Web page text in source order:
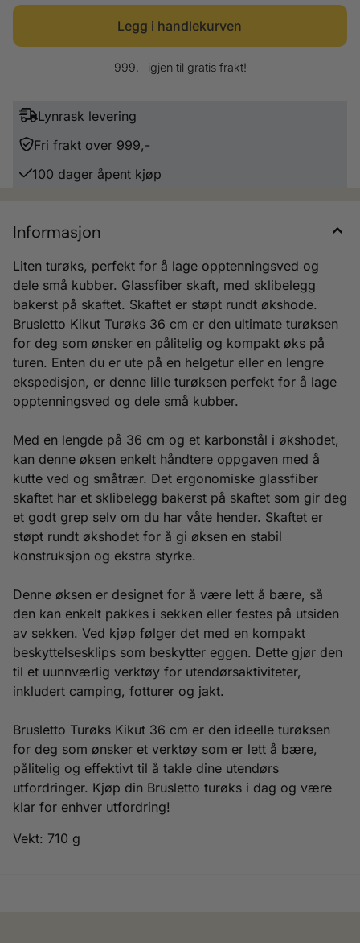
Kikut 36 cm er den ideelle turøksen for deg som ønsker et verktøy som
er lett å bære, pålitelig og effektivt til å takle dine utendørs utfordringer.
Kjøp din Brusletto turøks i dag og være klar for enhver utfordring! Vekt:
710 g
999,- igjen til gratis frakt!
Lynrask levering
Fri frakt over 999,-
100 dager åpent kjøp
Informasjon
Liten turøks, perfekt for å lage opptenningsved og
dele små kubber. Glassfiber skaft, med sklibelegg
bakerst på skaftet. Skaftet er støpt rundt økshode.
Brusletto Kikut Turøks 36 cm er den ultimate turøksen
for deg som ønsker en pålitelig og kompakt øks på
turen. Enten du er ute på en helgetur eller en lengre
ekspedisjon, er denne lille turøksen perfekt for å lage
opptenningsved og dele små kubber.
Med en lengde på 36 cm og et karbonstål i økshodet,
kan denne øksen enkelt håndtere oppgaven med å
kutte ved og småtrær. Det ergonomiske glassfiber
skaftet har et sklibelegg bakerst på skaftet som gir deg
et godt grep selv om du har våte hender. Skaftet er
støpt rundt økshodet for å gi øksen en stabil
konstruksjon og ekstra styrke.
Denne øksen er designet for å være lett å bære, så
den kan enkelt pakkes i sekken eller festes på utsiden
av sekken. Ved kjøp følger det med en kompakt
beskyttelsesklips som beskytter eggen. Dette gjør den
til et uunnværlig verktøy for utendørsaktiviteter,
inkludert camping, fotturer og jakt.
Brusletto Turøks Kikut 36 cm er den ideelle turøksen
for deg som ønsker et verktøy som er lett å bære,
pålitelig og effektivt til å takle dine utendørs
utfordringer. Kjøp din Brusletto turøks i dag og være
klar for enhver utfordring!
Vekt: 710 g